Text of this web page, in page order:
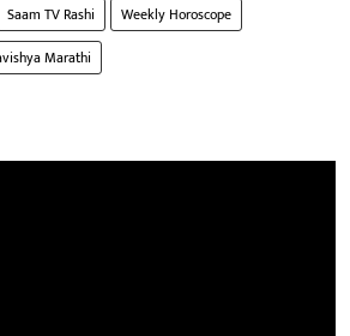
Saam TV Rashi
Weekly Horoscope
Marathi